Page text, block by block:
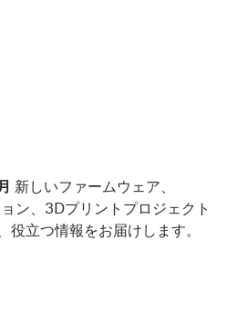
新しいファームウェア、
ン、3Dプリントプロジェクト
役立つ情報をお届けします。